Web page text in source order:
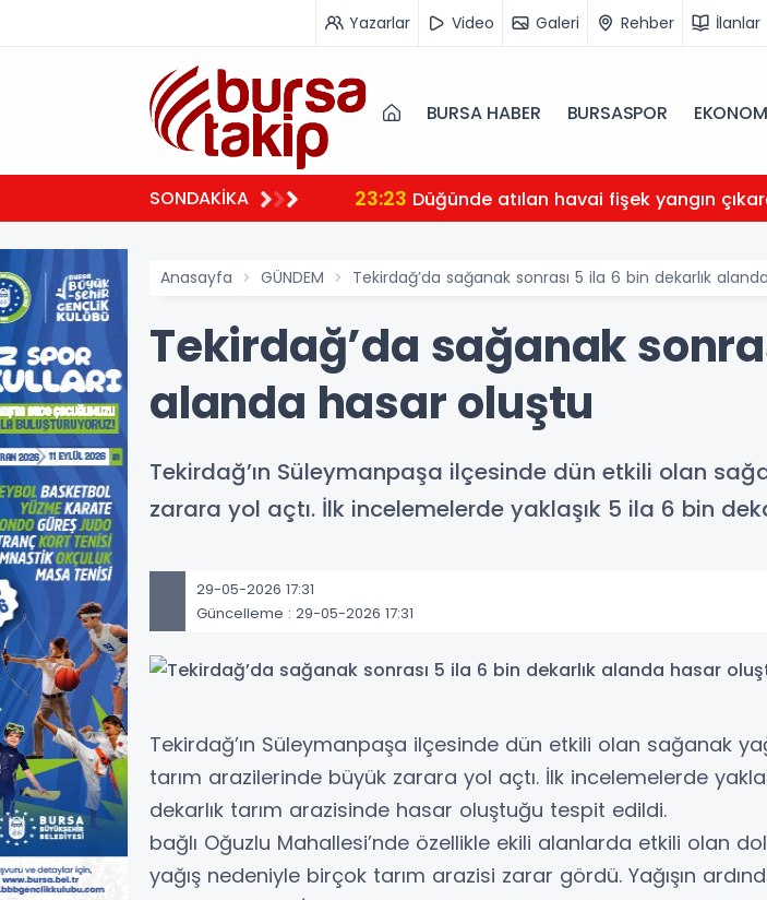
Yazarlar Video Galeri Rehber İlanlar
BURSA HABER BURSASPOR
SONDAKİKA
Ankara’ya sevk edildi 23:23 Düğünde atılan havai fişek yangın
Anasayfa GÜNDEM Tekirdağ’da sağanak sonrası 5 ila 6 bin dekarlık
Tekirdağ’da sağanak
alanda hasar oluştu
Tekirdağ’ın Süleymanpaşa ilçesinde dün etkili olan
zarara yol açtı. İlk incelemelerde yaklaşık 5 ila 6 bin
29-05-2026 17:31
Güncelleme : 29-05-2026 17:31
Tekirdağ’ın Süleymanpaşa ilçesinde dün etkili olan sağanak
tarım arazilerinde büyük zarara yol açtı. İlk incelemelerde
dekarlık tarım arazisinde hasar oluştuğu tespit edildi.
bağlı Oğuzlu Mahallesi’nde özellikle ekili alanlarda etkili olan
yağış nedeniyle birçok tarım arazisi zarar gördü. Yağışın